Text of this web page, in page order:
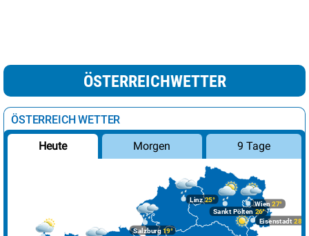
ÖSTERREICHWETTER
ÖSTERREICH WETTER
Heute Morgen 9 Tage
Linz25°
Salzburg19°
Wien 27°
Eisenstadt 28°
Sankt Pölten 26°